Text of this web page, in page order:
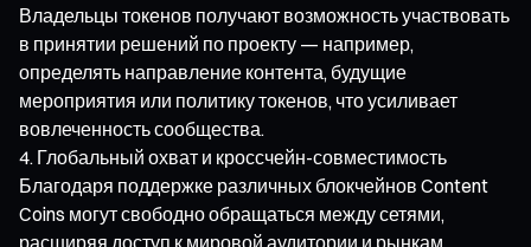
Владельцы токенов получают возможность участвовать
в принятии решений по проекту — например,
определять направление контента, будущие
мероприятия или политику токенов, что усиливает
вовлеченность сообщества.
Глобальный охват и кроссчейн-совместимость
Благодаря поддержке различных блокчейнов Content
Coins могут свободно обращаться между сетями,
расширяя доступ к мировой аудитории и рынкам